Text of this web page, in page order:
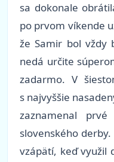
sa dokonale
po prvom víkende
že Samir bol vždy
nedá určite
zadarmo. V
s najvyššie
zaznamenal
slovenského
vzápätí, keď využil